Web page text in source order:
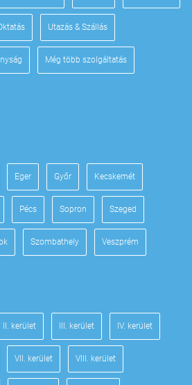
Utazás & Szállás
Még több szolgáltatás
Eger Győr Kecskemét
Pécs Sopron Szeged
Szombathely Veszprém
II. kerület III. kerület IV. kerület
VII. kerület VIII. kerület